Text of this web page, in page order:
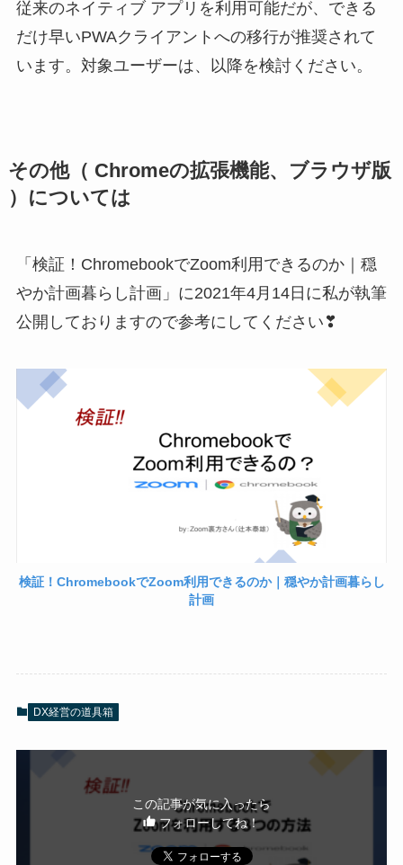
従来のネイティブ アプリを利用可能だが、できる
だけ早いPWAクライアントへの移行が推奨されて
います。対象ユーザーは、以降を検討ください。
その他（ Chromeの拡張機能、ブラウザ版
）については
「検証！ChromebookでZoom利用できるのか｜穏
やか計画暮らし計画」に2021年4月14日に私が執筆
公開しておりますので参考にしてください❣
検証！ChromebookでZoom利用できるのか｜穏やか計画暮らし
計画
DX経営の道具箱
この記事が気に入ったら
フォローしてね！